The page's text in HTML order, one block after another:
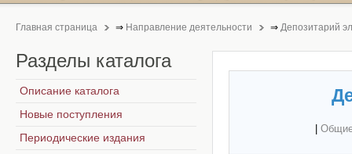
Главная страница ⇒ Направление деятельности ⇒ Депозитарий
Разделы каталога
Описание каталога
Новые поступления
Периодические издания